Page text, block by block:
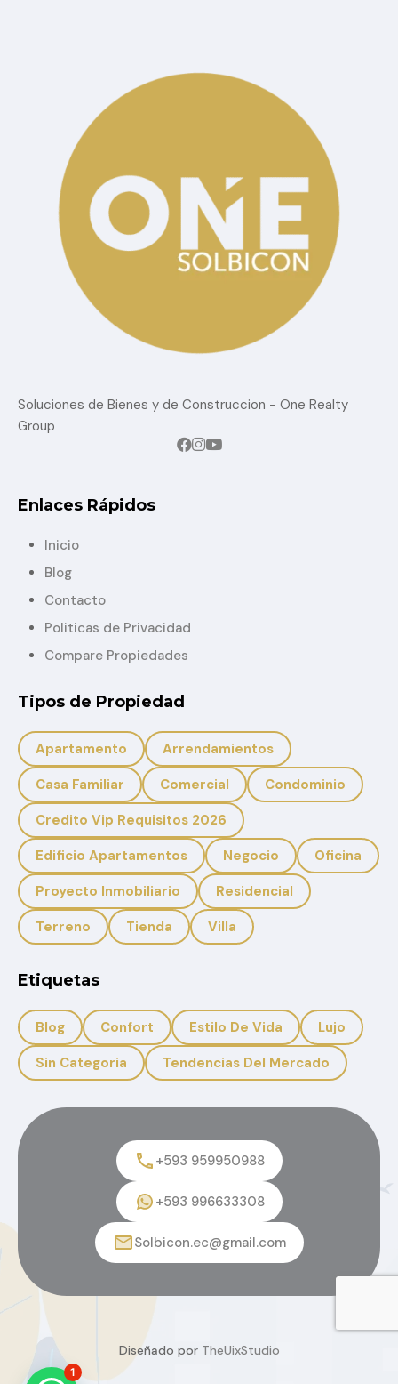
/www.facebook.com/SolbiconInmobiliaria
Si quieres informarte sobre más
propiedades
disponibles:
http://solbicon.ec/propieda
des-disponibles-solbicon/
Soluciones de Bienes y de Construccion - One Realty
Group
Enlaces Rápidos
Inicio
Blog
Contacto
Politicas de Privacidad
Compare Propiedades
Tipos de Propiedad
Apartamento
Arrendamientos
Casa Familiar
Comercial
Condominio
Credito Vip Requisitos 2026
Edificio Apartamentos
Negocio
Oficina
Proyecto Inmobiliario
Residencial
Terreno
Tienda Villa
Etiquetas
Blog Confort Estilo De Vida
Lujo
Sin Categoria
Tendencias Del Mercado
+593 959950988
+593 996633308
Solbicon.ec@gmail.com
Diseñado por TheUixStudio
1